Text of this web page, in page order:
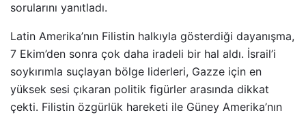
sorularını yanıtladı.
Latin Amerika’nın Filistin halkıyla gösterdiği dayanışma,
7 Ekim’den sonra çok daha iradeli bir hal aldı. İsrail’i
soykırımla suçlayan bölge liderleri, Gazze için en
yüksek sesi çıkaran politik figürler arasında dikkat
çekti. Filistin özgürlük hareketi ile Güney Amerika’nın